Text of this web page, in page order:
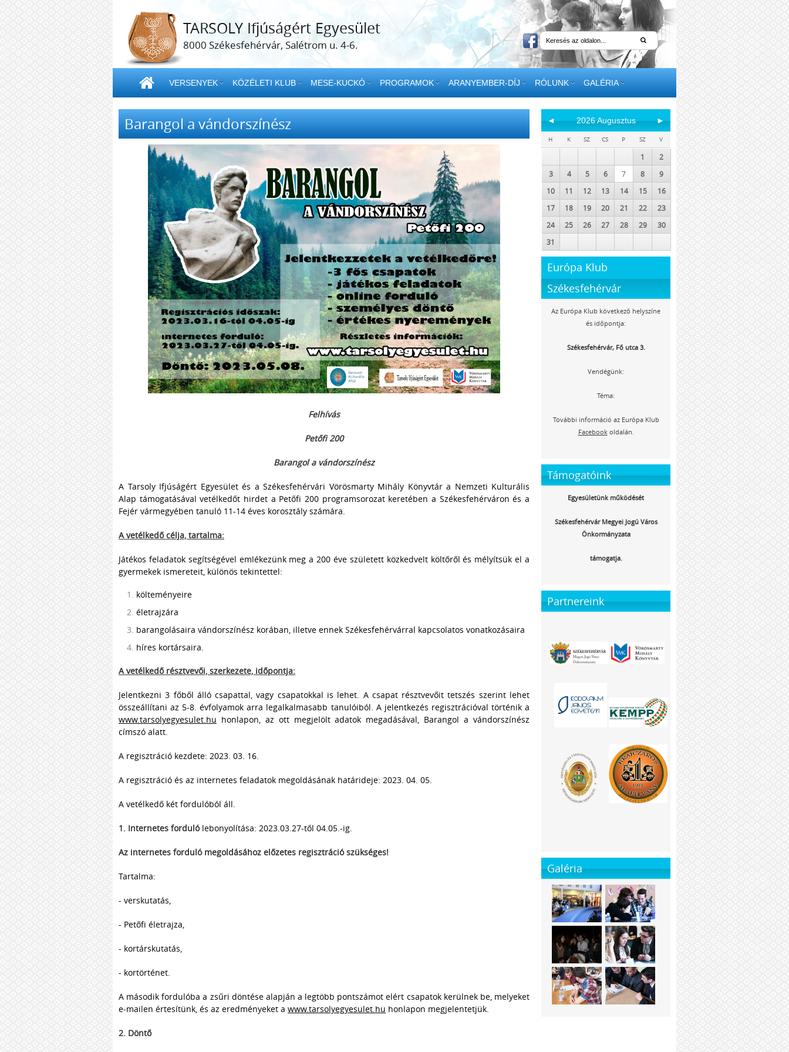
TARSOLY Ifjúságért Egyesület
8000 Székesfehérvár, Salétrom u. 4-6.
VERSENYEK KÖZÉLETI KLUB MESE-KUCKÓ PROGRAMOK ARANYEMBER-DÍJ RÓLUNK GALÉRIA
Barangol a vándorszínész
Felhívás
Petőfi 200
Barangol a vándorszínész
A Tarsoly Ifjúságért Egyesület és a Székesfehérvári Vörösmarty Mihály Könyvtár a Nemzeti Kulturális
Alap támogatásával vetélkedőt hirdet a Petőfi 200 programsorozat keretében a Székesfehérváron és a
Fejér vármegyében tanuló 11-14 éves korosztály számára.
A vetélkedő célja, tartalma:
Játékos feladatok segítségével emlékezünk meg a 200 éve született közkedvelt költőről és mélyítsük el a
gyermekek ismereteit, különös tekintettel:
költeményeire
életrajzára
barangolásaira vándorszínész korában, illetve ennek Székesfehérvárral kapcsolatos vonatkozásaira
híres kortársaira.
A vetélkedő résztvevői, szerkezete, időpontja:
Jelentkezni 3 főből álló csapattal, vagy csapatokkal is lehet. A csapat résztvevőit tetszés szerint lehet
összeállítani az 5-8. évfolyamok arra legalkalmasabb tanulóiból. A jelentkezés regisztrációval történik a
www.tarsolyegyesulet.hu honlapon, az ott megjelölt adatok megadásával, Barangol a vándorszínész
címszó alatt.
A regisztráció kezdete: 2023. 03. 16.
A regisztráció és az internetes feladatok megoldásának határideje: 2023. 04. 05.
A vetélkedő két fordulóból áll.
1. Internetes fordulólebonyolítása: 2023.03.27-től 04.05.-ig.
Az internetes forduló megoldásához előzetes regisztráció szükséges!
Tartalma:
- verskutatás,
- Petőfi életrajza,
- kortárskutatás,
- kortörténet.
A második fordulóba a zsűri döntése alapján a legtöbb pontszámot elért csapatok kerülnek be, melyeket
e-mailen értesítünk, és az eredményeket a www.tarsolyegyesulet.hu honlapon megjelentetjük.
2. Döntő
◄ 2026 Augusztus ►
H K SZ CS P SZ V
1
2
3
4 5 6 7 8
9
10
11 12 13 14 15
16
17
18 19 20 21 22
23
24
25 26 27 28 29
30
31
Európa Klub
Székesfehérvár
Az Európa Klub következő helyszíne
és időpontja:
Székesfehérvár, Fő utca 3.
Vendégünk:
Téma:
További információ az Európa Klub
Facebookoldalán.
Támogatóink
Egyesületünk működését
Székesfehérvár Megyei Jogú Város
Önkormányzata
támogatja.
Partnereink
Galéria